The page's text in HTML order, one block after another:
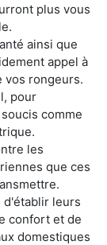
plus vous
ainsi que
appel à
vos rongeurs.
pour
comme
les
que ces
d'établir leurs
confort et de
domestiques